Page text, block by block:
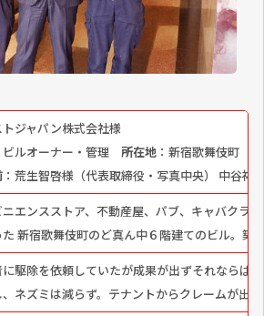
トジャパン株式会社様
ビルオーナー・管理 所在地 ：新宿歌舞伎町
：荒生智啓様（代表取締役・写真中央） 中谷祐
ニエンスストア、不動産屋、パブ、キャバクラ
た 新宿歌舞伎町のど真ん中６階建てのビル。築
駆除を依頼していたが成果が出ずそれならば
、ネズミは減らず。テナントからクレームが出